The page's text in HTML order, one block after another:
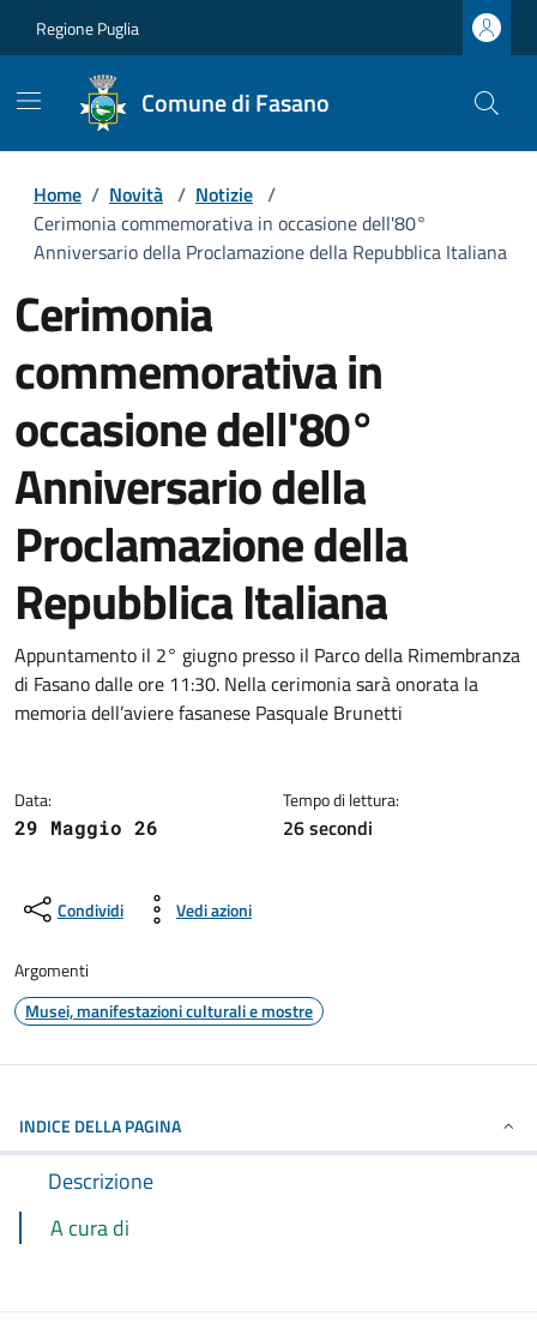
Regione Puglia
Comune di Fasano
Home / Novità / Notizie /
Cerimonia commemorativa in occasione dell'80°
Anniversario della Proclamazione della Repubblica Italiana
Cerimonia
commemorativa in
occasione dell'80°
Anniversario della
Proclamazione della
Repubblica Italiana
Dettagli della notizia
Appuntamento il 2° giugno presso il Parco della Rimembranza
di Fasano dalle ore 11:30. Nella cerimonia sarà onorata la
memoria dell’aviere fasanese Pasquale Brunetti
Data:
29 Maggio 26
Tempo di lettura:
26 secondi
Condividi Vedi azioni
Argomenti
Musei, manifestazioni culturali e mostre
INDICE DELLA PAGINA
Descrizione
A cura di